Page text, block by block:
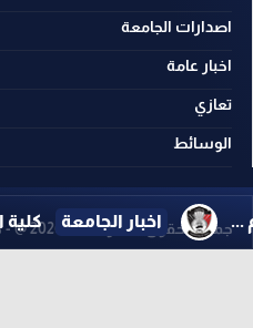
الجامعة كلية اللغات
اصدارات الجامعة
اخبار عامة
تعازي
الوسائط
جميع الحقوق محفوظة ©2026
@ -